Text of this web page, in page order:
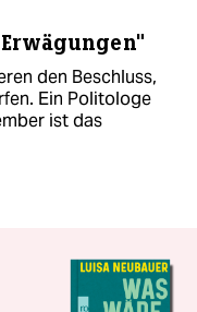
den Beschluss,
Ein Politologe
ist das